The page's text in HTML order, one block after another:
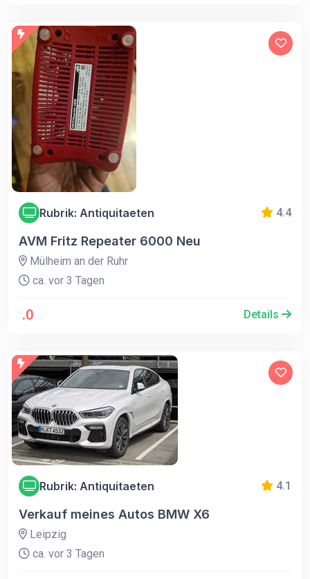
Rubrik: Antiquitaeten 4.4
AVM Fritz Repeater 6000 Neu
Mülheim an der Ruhr
ca. vor 3 Tagen
.0 Details
Rubrik: Antiquitaeten 4.1
Verkauf meines Autos BMW X6
Leipzig
ca. vor 3 Tagen